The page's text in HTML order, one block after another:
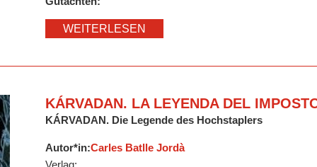
WEITERLESEN
KÁRVADAN. LA LEYENDA DEL
KÁRVADAN. Die Legende des Hochstaplers
Autor*in:Carles Batlle Jordà
Verlag: